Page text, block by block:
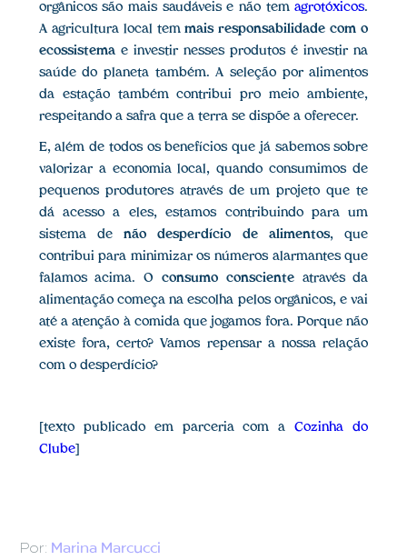
orgânicos são mais saudáveis e não temagrotóxicos.
A agricultura local temmais responsabilidade com o
ecossistemae investir nesses produtos é investir na
saúde do planeta também. A seleção por alimentos
da estação também contribui pro meio ambiente,
respeitando a safra que a terra se dispõe a oferecer.
E, além de todos os benefícios que já sabemos sobre
valorizar a economia local, quando consumimos de
pequenos produtores através de um projeto que te
dá acesso a eles, estamos contribuindo para um
sistema denão desperdício de alimentos, que
contribui para minimizar os números alarmantes que
falamos acima. O consumo conscienteatravés da
alimentação começa na escolha pelos orgânicos, e vai
até a atenção à comida que jogamos fora. Porque não
existe fora, certo? Vamos repensar a nossa relação
com o desperdício?
[texto publicado em parceria com aCozinha do
Clube]
Marina Marcucci
Por: